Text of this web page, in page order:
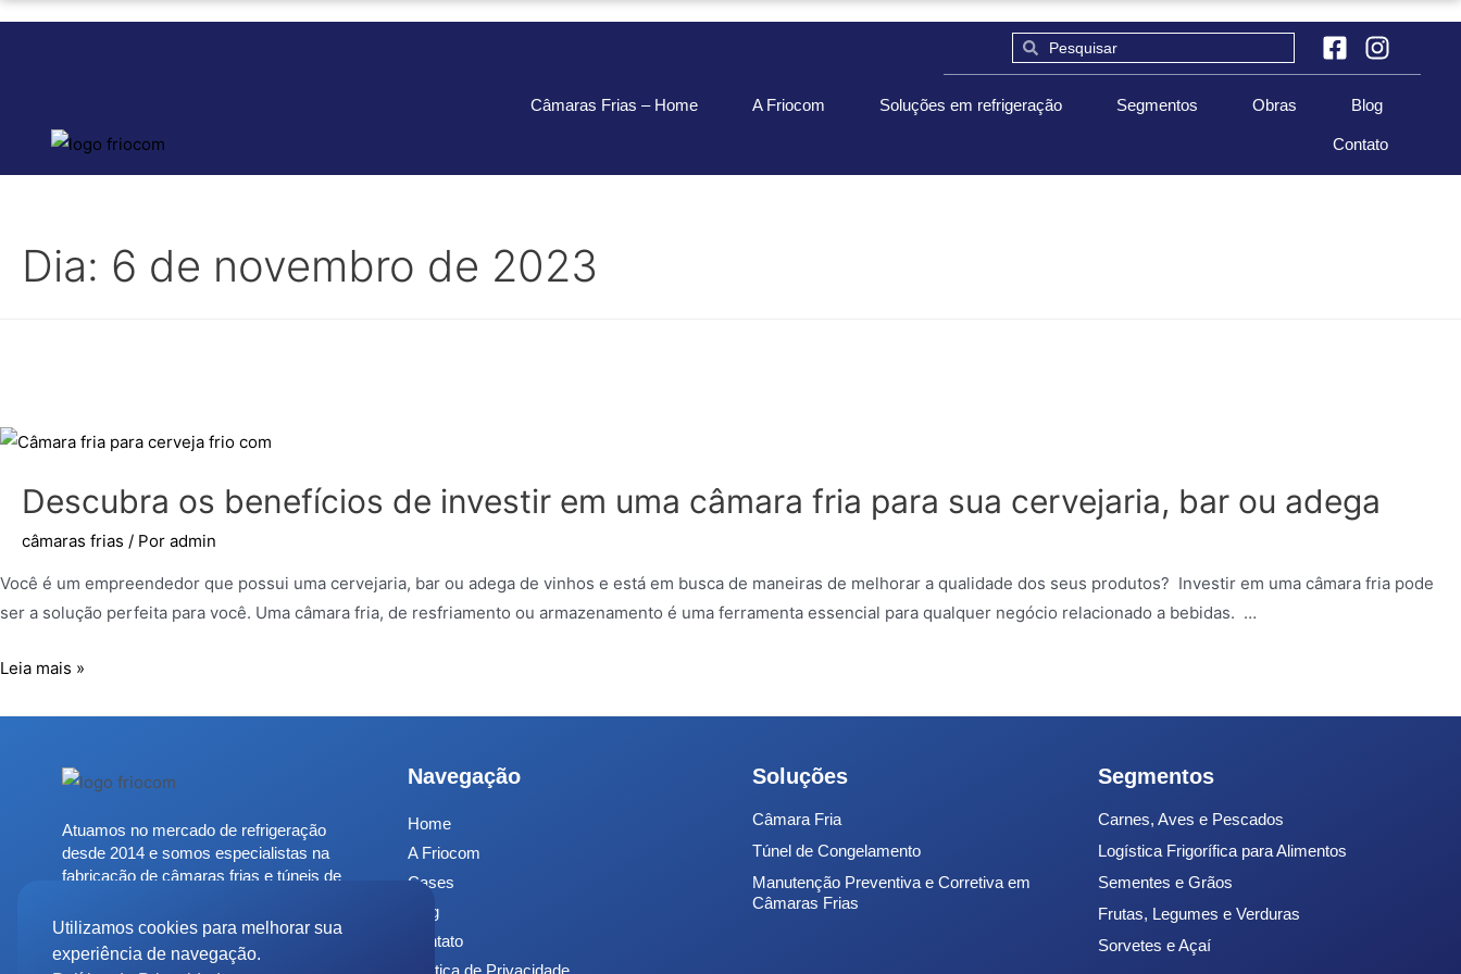
Câmaras Frias – Home A Friocom Soluções em refrigeração Segmentos Obras Blog
Contato
Dia: 6 de novembro de 2023
Descubra os benefícios de investir em uma câmara fria para sua cervejaria, bar ou adega
câmaras frias / Por admin
Você é um empreendedor que possui uma cervejaria, bar ou adega de vinhos e está em busca de maneiras de melhorar a qualidade dos seus produtos? Investir em uma câmara fria pode
ser a solução perfeita para você. Uma câmara fria, de resfriamento ou armazenamento é uma ferramenta essencial para qualquer negócio relacionado a bebidas. …
Leia mais »
Atuamos no mercado de refrigeração
desde 2014 e somos especialistas na
fabricação de câmaras frias e túneis de
(11) 97821-9259
Navegação
Home
A Friocom
Cases
Blog
Contato
Soluções
Câmara Fria
Túnel de Congelamento
Manutenção Preventiva e Corretiva em
Câmaras Frias
Segmentos
Carnes, Aves e Pescados
Logística Frigorífica para Alimentos
Sementes e Grãos
Frutas, Legumes e Verduras
Sorvetes e Açaí
Utilizamos cookies para melhorar sua
experiência de navegação.